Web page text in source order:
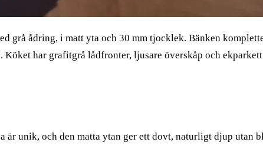
grå ådring, i matt yta och 30 mm tjocklek. Bänken
har grafitgrå lådfronter, ljusare överskåp och
unik, och den matta ytan ger ett dovt, naturligt djup utan